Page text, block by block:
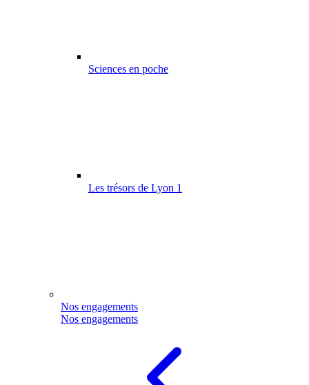
Sciences en poche
Les trésors de Lyon 1
Nos engagements
Nos engagements